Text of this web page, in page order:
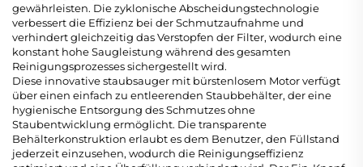
gewährleisten. Die zyklonische Abscheidungstechnologie
verbessert die Effizienz bei der Schmutzaufnahme und
verhindert gleichzeitig das Verstopfen der Filter, wodurch eine
konstant hohe Saugleistung während des gesamten
Reinigungsprozesses sichergestellt wird.
Diese innovativestaubsauger mit bürstenlosem Motorverfügt
über einen einfach zu entleerenden Staubbehälter, der eine
hygienische Entsorgung des Schmutzes ohne
Staubentwicklung ermöglicht. Die transparente
Behälterkonstruktion erlaubt es dem Benutzer, den Füllstand
jederzeit einzusehen, wodurch die Reinigungseffizienz